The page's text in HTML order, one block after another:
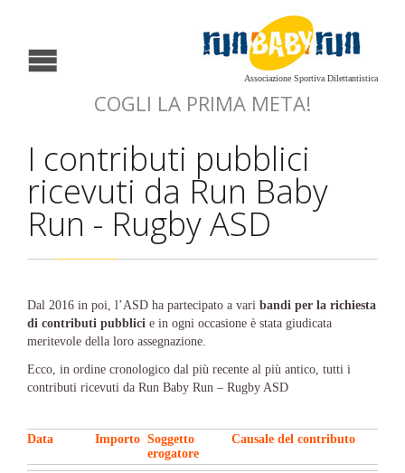
Associazione Sportiva Dilettantistica
COGLI LA PRIMA META!
I contributi pubblici
ricevuti da Run Baby
Run - Rugby ASD
Dal 2016 in poi, l’ASD ha partecipato a vari bandi per la richiesta
di contributi pubblici e in ogni occasione è stata giudicata
meritevole della loro assegnazione.
Ecco, in ordine cronologico dal più recente al più antico, tutti i
contributi ricevuti da Run Baby Run – Rugby ASD
Data Importo Soggetto
erogatore
Causale del contributo